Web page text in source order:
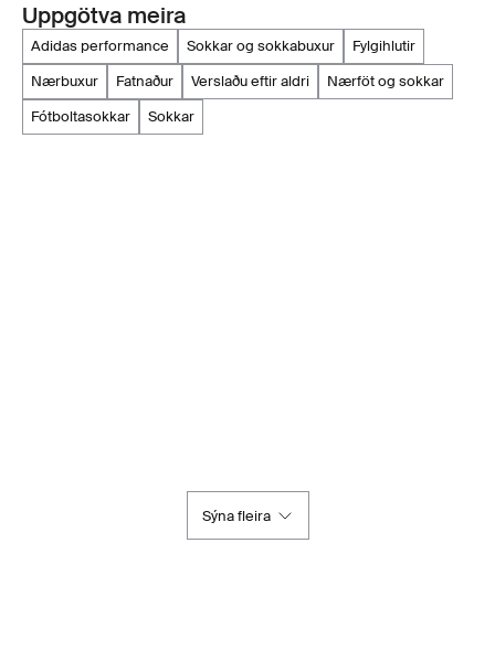
Uppgötva meira
adidas performance sokkar og sokkabuxur
fylgihlutir
nærbuxur
fatnaður verslaðu eftir aldri
nærföt og sokkar
fótboltasokkar
sokkar
Sýna fleira